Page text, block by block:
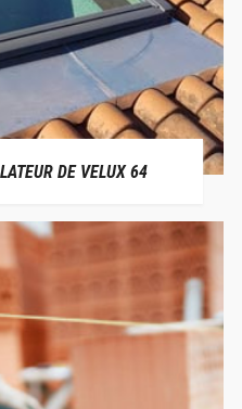
DE VELUX 64